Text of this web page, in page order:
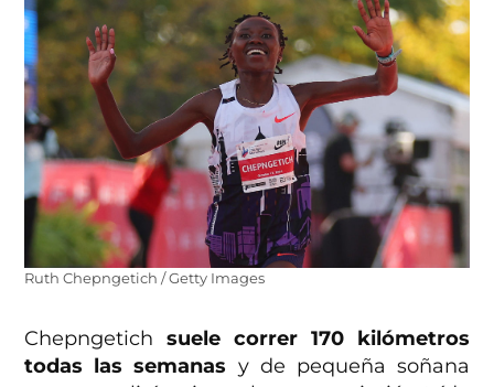
Ruth Chepngetich / Getty Images
Chepngetichsuele correr 170 kilómetros
todas las semanas y de pequeña soñana